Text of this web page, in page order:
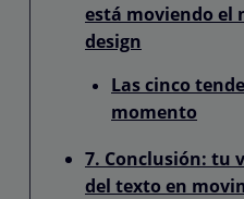
está moviendo el
design
Las cinco
momento
7. Conclusión: tu
del texto en